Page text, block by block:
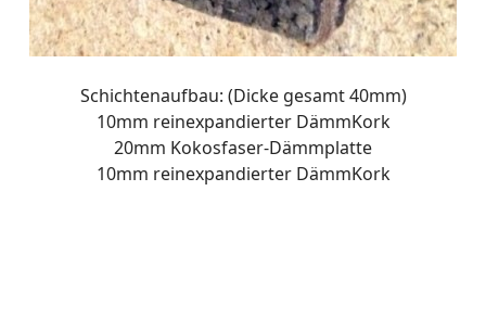
Schichtenaufbau: (Dicke gesamt 40mm)
10mm reinexpandierter DämmKork
20mm Kokosfaser-Dämmplatte
10mm reinexpandierter DämmKork